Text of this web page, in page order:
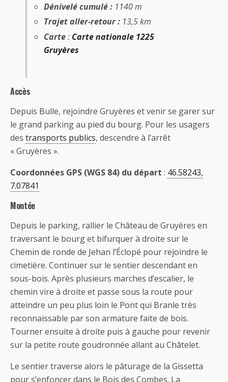
Dénivelé cumulé : 1140 m
Trajet aller-retour :13,5 km
Carte: Carte nationale 1225
Gruyères
Accès
Depuis Bulle, rejoindre Gruyères et venir se garer sur
le grand parking au pied du bourg. Pour les usagers
des transports publics, descendre à l’arrêt
« Gruyères ».
Coordonnées GPS (WGS 84) du départ : 46.58243,
7.07841
Montée
Depuis le parking, rallier le Château de Gruyères en
traversant le bourg et bifurquer à droite sur le
Chemin de ronde de Jehan l’Éclopé pour rejoindre le
cimetière. Continuer sur le sentier descendant en
sous-bois. Après plusieurs marches d’escalier, le
chemin vire à droite et passe sous la route pour
atteindre un peu plus loin le Pont qui Branle très
reconnaissable par son armature faite de bois.
Tourner ensuite à droite puis à gauche pour revenir
sur la petite route goudronnée allant au Châtelet.
Le sentier traverse alors le pâturage de la Gissetta
pour s’enfoncer dans le Bois des Combes. La